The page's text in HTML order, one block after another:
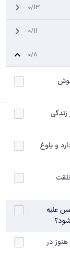
0/13
0/11
0/8
زندگی
و بلوغ
علیه
در